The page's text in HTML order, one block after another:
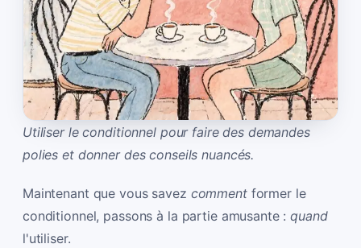
Utiliser le conditionnel pour faire des demandes
polies et donner des conseils nuancés.
Maintenant que vous savez commentformer le
conditionnel, passons à la partie amusante :quand
l'utiliser.